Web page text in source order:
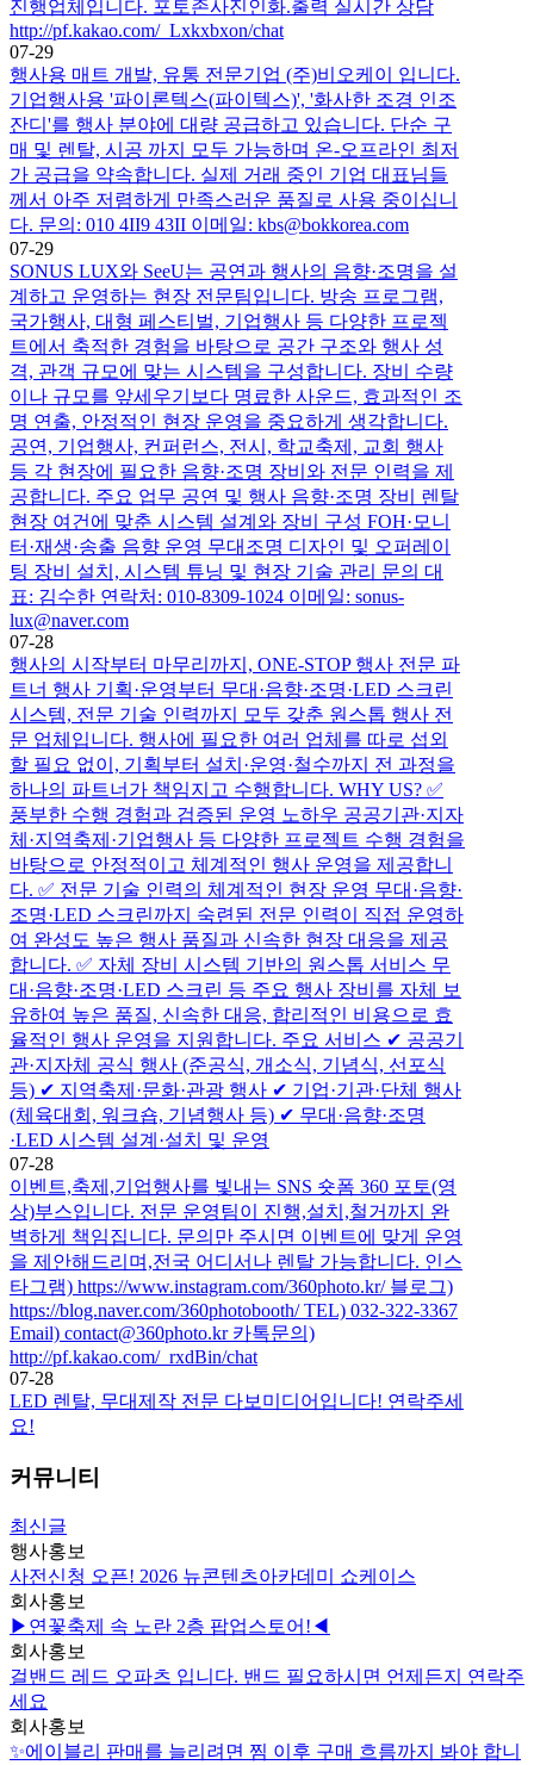
진행업체입니다. 포토존사진인화.출력 실시간 상담
http://pf.kakao.com/_Lxkxbxon/chat
07-29
행사용 매트 개발, 유통 전문기업 (주)비오케이 입니다.
기업행사용 '파이론텍스(파이텍스)', '화사한 조경 인조
잔디'를 행사 분야에 대량 공급하고 있습니다. 단순 구
매 및 렌탈, 시공 까지 모두 가능하며 온-오프라인 최저
가 공급을 약속합니다. 실제 거래 중인 기업 대표님들
께서 아주 저렴하게 만족스러운 품질로 사용 중이십니
다. 문의: 010 4II9 43II 이메일: kbs@bokkorea.com
07-29
SONUS LUX와 SeeU는 공연과 행사의 음향·조명을 설
계하고 운영하는 현장 전문팀입니다. 방송 프로그램,
국가행사, 대형 페스티벌, 기업행사 등 다양한 프로젝
트에서 축적한 경험을 바탕으로 공간 구조와 행사 성
격, 관객 규모에 맞는 시스템을 구성합니다. 장비 수량
이나 규모를 앞세우기보다 명료한 사운드, 효과적인 조
명 연출, 안정적인 현장 운영을 중요하게 생각합니다.
공연, 기업행사, 컨퍼런스, 전시, 학교축제, 교회 행사
등 각 현장에 필요한 음향·조명 장비와 전문 인력을 제
공합니다. 주요 업무 공연 및 행사 음향·조명 장비 렌탈
현장 여건에 맞춘 시스템 설계와 장비 구성 FOH·모니
터·재생·송출 음향 운영 무대조명 디자인 및 오퍼레이
팅 장비 설치, 시스템 튜닝 및 현장 기술 관리 문의 대
표: 김수한 연락처: 010-8309-1024 이메일: sonus-
lux@naver.com
07-28
행사의 시작부터 마무리까지, ONE-STOP 행사 전문 파
트너 행사 기획·운영부터 무대·음향·조명·LED 스크린
시스템, 전문 기술 인력까지 모두 갖춘 원스톱 행사 전
문 업체입니다. 행사에 필요한 여러 업체를 따로 섭외
할 필요 없이, 기획부터 설치·운영·철수까지 전 과정을
하나의 파트너가 책임지고 수행합니다. WHY US? ✅
풍부한 수행 경험과 검증된 운영 노하우 공공기관·지자
체·지역축제·기업행사 등 다양한 프로젝트 수행 경험을
바탕으로 안정적이고 체계적인 행사 운영을 제공합니
다. ✅ 전문 기술 인력의 체계적인 현장 운영 무대·음향·
조명·LED 스크린까지 숙련된 전문 인력이 직접 운영하
여 완성도 높은 행사 품질과 신속한 현장 대응을 제공
합니다. ✅ 자체 장비 시스템 기반의 원스톱 서비스 무
대·음향·조명·LED 스크린 등 주요 행사 장비를 자체 보
유하여 높은 품질, 신속한 대응, 합리적인 비용으로 효
율적인 행사 운영을 지원합니다. 주요 서비스 ✔ 공공기
관·지자체 공식 행사 (준공식, 개소식, 기념식, 선포식
등) ✔ 지역축제·문화·관광 행사 ✔ 기업·기관·단체 행사
(체육대회, 워크숍, 기념행사 등) ✔ 무대·음향·조명
·LED 시스템 설계·설치 및 운영
07-28
이벤트,축제,기업행사를 빛내는 SNS 숏폼 360 포토(영
상)부스입니다. 전문 운영팀이 진행,설치,철거까지 완
벽하게 책임집니다. 문의만 주시면 이벤트에 맞게 운영
을 제안해드리며,전국 어디서나 렌탈 가능합니다. 인스
타그램) https://www.instagram.com/360photo.kr/ 블로그)
https://blog.naver.com/360photobooth/ TEL) 032-322-3367
Email) contact@360photo.kr 카톡문의)
http://pf.kakao.com/_rxdBin/chat
07-28
LED 렌탈, 무대제작 전문 다보미디어입니다! 연락주세
요!
커뮤니티
최신글
행사홍보
사전신청 오픈! 2026 뉴콘텐츠아카데미 쇼케이스
회사홍보
▶연꽃축제 속 노란 2층 팝업스토어!◀
회사홍보
걸밴드 레드 오파츠 입니다. 밴드 필요하시면 언제든지 연락주
세요
회사홍보
✨에이블리 판매를 늘리려면 찜 이후 구매 흐름까지 봐야 합니